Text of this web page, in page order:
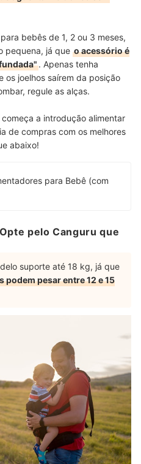
bebês de 1, 2 ou 3 meses,
pequena, já que o acessório é
. Apenas tenha
os joelhos saírem da posição
regule as alças.
a introdução alimentar
de compras com os melhores
abaixo!
para Bebê (com
pelo Canguru que
suporte até 18 kg, já que
podem pesar entre 12 e 15